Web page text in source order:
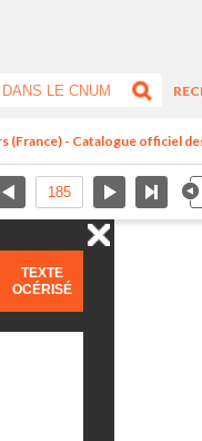
(France) - Catalogue officiel
TEXTE
OCÉRISÉ